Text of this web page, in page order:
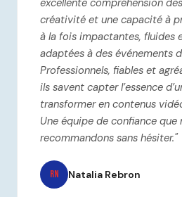
créativité et une capacité à
à la fois impactantes, fluides
adaptées à des événements
Professionnels, fiables et
ils savent capter l’essence
transformer en contenus
Une équipe de confiance que
recommandons sans hésiter."
RN Natalia Rebron